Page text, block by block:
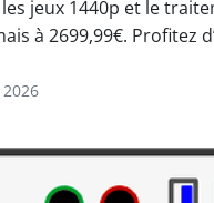
jeux 1440p et le
à 2699,99€. Profitez